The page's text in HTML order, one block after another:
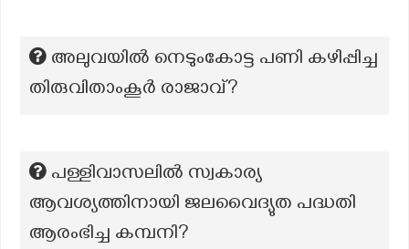
അലുവയിൽ നെടുംകോട്ട പണി കഴിപ്പിച്ച
തിരുവിതാംകൂർ രാജാവ്?
പള്ളിവാസലിൽ സ്വകാര്യ
ആവശ്യത്തിനായി ജലവൈദ്യുത പദ്ധതി
ആരംഭിച്ച കമ്പനി?